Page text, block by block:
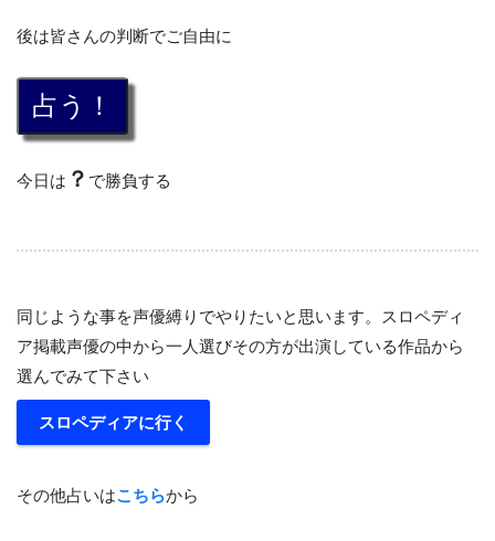
後は皆さんの判断でご自由に
今日は ？ で勝負する
同じような事を声優縛りでやりたいと思います。スロペディ
ア掲載声優の中から一人選びその方が出演している作品から
選んでみて下さい
スロペディアに行く
その他占いはこちらから